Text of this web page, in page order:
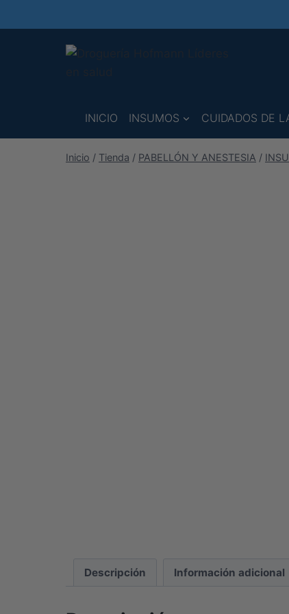
al
INICIO INSUMOS CUIDADOS DE
Inicio / Tienda / PABELLÓN Y ANESTESIA /
Descripción Información adicional